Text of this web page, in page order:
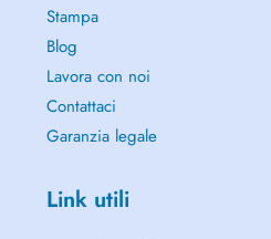
Stampa
Blog
Lavora con noi
Contattaci
Garanzia legale
Link utili